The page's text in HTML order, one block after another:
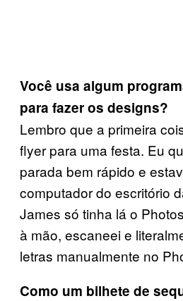
Você usa algum
para fazer os designs?
Lembro que a primeira
flyer para uma festa. Eu
parada bem rápido e
computador do escritório
James só tinha lá o
à mão, escaneei e
letras manualmente no
Como um bilhete de